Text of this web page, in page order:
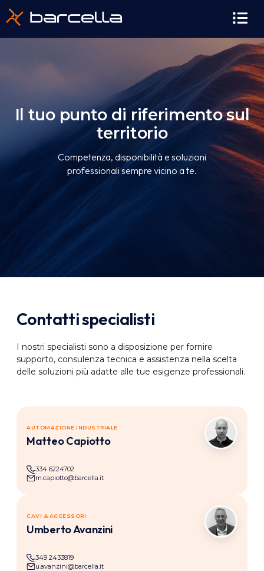
contenuto
Il tuo punto di riferimento sul
territorio
Competenza, disponibilità e soluzioni
professionali sempre vicino a te.
Contatti specialisti
I nostri specialisti sono a disposizione per fornire
supporto, consulenza tecnica e assistenza nella scelta
delle soluzioni più adatte alle tue esigenze professionali.
AUTOMAZIONE INDUSTRIALE
Matteo Capiotto
334 6224702
m.capiotto@barcella.it
MC
CAVI & ACCESSORI
Umberto Avanzini
349 2433819
u.avanzini@barcella.it
UA